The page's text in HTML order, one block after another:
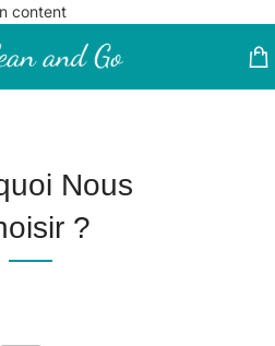
Nous
?
content